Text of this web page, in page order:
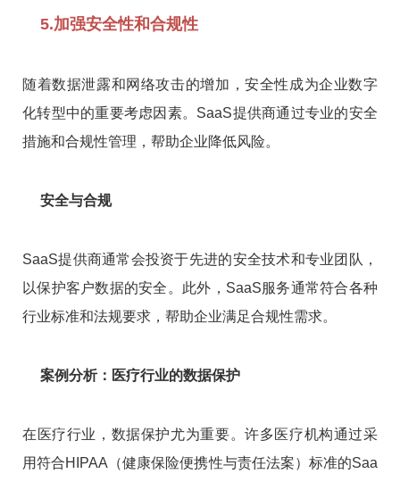
5.加强安全性和合规性
随着数据泄露和网络攻击的增加，安全性成为企业数字
化转型中的重要考虑因素。SaaS提供商通过专业的安全
措施和合规性管理，帮助企业降低风险。
安全与合规
SaaS提供商通常会投资于先进的安全技术和专业团队，
以保护客户数据的安全。此外，SaaS服务通常符合各种
行业标准和法规要求，帮助企业满足合规性需求。
案例分析：医疗行业的数据保护
在医疗行业，数据保护尤为重要。许多医疗机构通过采
用符合HIPAA（健康保险便携性与责任法案）标准的Saa